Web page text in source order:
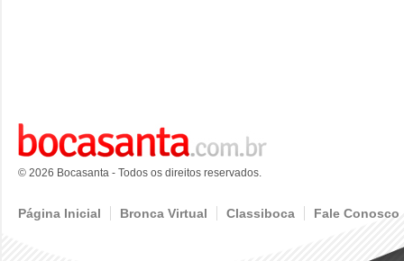
© 2026 Bocasanta - Todos os direitos reservados.
Página Inicial Bronca Virtual Classiboca Fale Conosco